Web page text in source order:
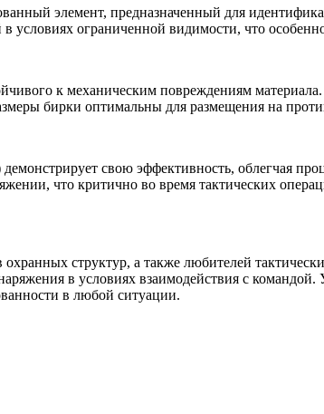
элемент, предназначенный для
условиях ограниченной видимости, что
к механическим повреждениям
бирки оптимальны для размещения на
свою эффективность, облегчая
что критично во время тактических
структур, а также любителей
в условиях взаимодействия с
в любой ситуации.